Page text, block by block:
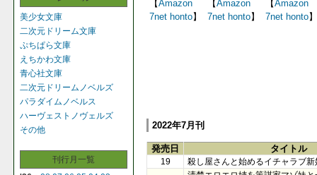
美少女文庫
二次元ドリーム文庫
ぷちぱら文庫
えちかわ文庫
青心社文庫
二次元ドリームノベルズ
パラダイムノベルス
ハーヴェストノヴェルズ
その他
刊行月一覧
【Amazon
7net honto】
【Amazon
7net honto】
【Amazon
7net honto】
2022年7月刊
発売日 タイトル
19
殺し屋さんと始めるイチャラブ新